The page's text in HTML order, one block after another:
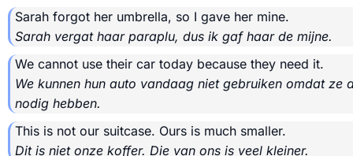
Sarah forgot her umbrella, so I gave her mine.
Sarah vergat haar paraplu, dus ik gaf haar de mijne.
We cannot use their car today because they need it.
We kunnen hun auto vandaag niet gebruiken omdat ze
nodig hebben.
This is not our suitcase. Ours is much smaller.
Dit is niet onze koffer. Die van ons is veel kleiner.